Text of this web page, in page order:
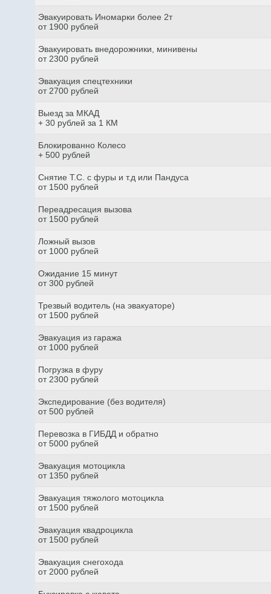
Эвакуировать Иномарки более 2т
от 1900 рублей
Эвакуировать внедорожники, минивены
от 2300 рублей
Эвакуация спецтехники
от 2700 рублей
Выезд за МКАД
+ 30 рублей за 1 КМ
Блокированно Колесо
+ 500 рублей
Снятие Т.С. с фуры и т.д или Пандуса
от 1500 рублей
Переадресация вызова
от 1500 рублей
Ложный вызов
от 1000 рублей
Ожидание 15 минут
от 300 рублей
Трезвый водитель (на эвакуаторе)
от 1500 рублей
Эвакуация из гаража
от 1000 рублей
Погрузка в фуру
от 2300 рублей
Экспедирование (без водителя)
от 500 рублей
Перевозка в ГИБДД и обратно
от 5000 рублей
Эвакуация мотоцикла
от 1350 рублей
Эвакуация тяжолого мотоцикла
от 1500 рублей
Эвакуация квадроцикла
от 1500 рублей
Эвакуация снегохода
от 2000 рублей